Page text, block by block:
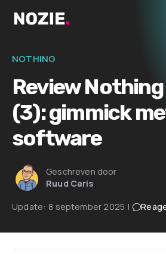
naar
inhoud
NOTHING
Review
(3): gimmick
software
Geschreven door
Ruud Caris
Update: 8 september 2025 |